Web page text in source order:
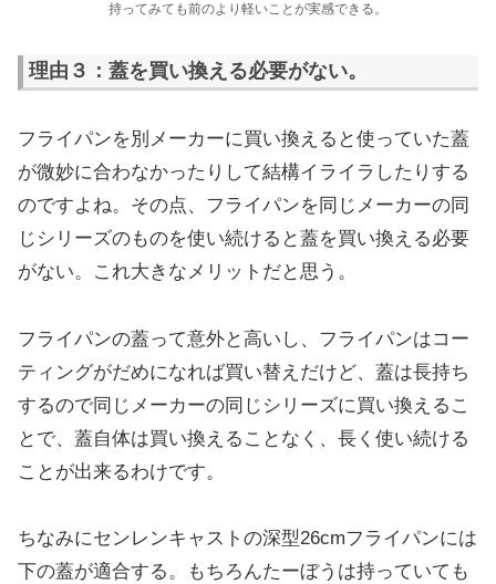
持ってみても前のより軽いことが実感できる。
理由３：蓋を買い換える必要がない。
フライパンを別メーカーに買い換えると使っていた蓋
が微妙に合わなかったりして結構イライラしたりする
のですよね。その点、フライパンを同じメーカーの同
じシリーズのものを使い続けると蓋を買い換える必要
がない。これ大きなメリットだと思う。
フライパンの蓋って意外と高いし、フライパンはコー
ティングがだめになれば買い替えだけど、蓋は長持ち
するので同じメーカーの同じシリーズに買い換えるこ
とで、蓋自体は買い換えることなく、長く使い続ける
ことが出来るわけです。
ちなみにセンレンキャストの深型26cmフライパンには
下の蓋が適合する。もちろんたーぼうは持っていても